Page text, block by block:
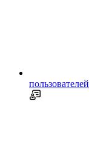
пользователей